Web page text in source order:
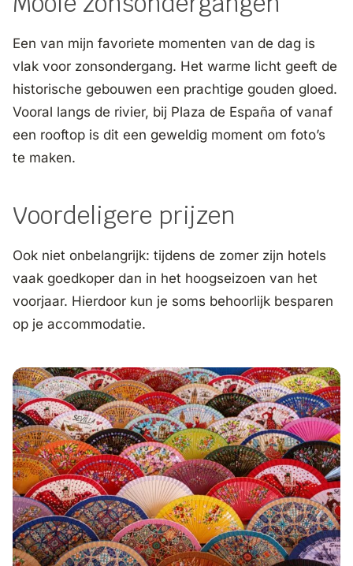
Een van mijn favoriete momenten van de dag is
vlak voor zonsondergang. Het warme licht geeft de
historische gebouwen een prachtige gouden gloed.
Vooral langs de rivier, bij Plaza de España of vanaf
een rooftop is dit een geweldig moment om foto’s
te maken.
Voordeligere prijzen
Ook niet onbelangrijk: tijdens de zomer zijn hotels
vaak goedkoper dan in het hoogseizoen van het
voorjaar. Hierdoor kun je soms behoorlijk besparen
op je accommodatie.